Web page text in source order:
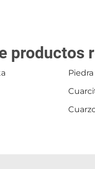
productos